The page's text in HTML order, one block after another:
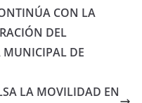
CON LA
DEL
MUNICIPAL DE
LA MOVILIDAD EN